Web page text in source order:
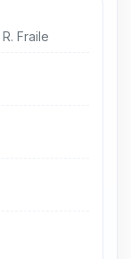
Fraile